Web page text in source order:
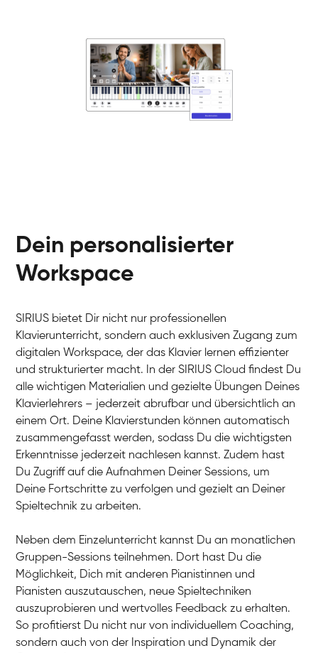
Klavier / Piano / Flügel
Klavier / Piano / Flügel
Klavier / Piano / Flügel
Klavier / Piano / Flügel
Hannes
Klavier / Piano / Flügel
Klavier / Piano / Flügel
Dein personalisierter
Workspace
SIRIUS bietet Dir nicht nur professionellen
Klavierunterricht, sondern auch exklusiven Zugang zum
digitalen Workspace, der das Klavier lernen effizienter
und strukturierter macht. In der SIRIUS Cloud findest Du
alle wichtigen Materialien und gezielte Übungen Deines
Klavierlehrers – jederzeit abrufbar und übersichtlich an
einem Ort. Deine Klavierstunden können automatisch
zusammengefasst werden, sodass Du die wichtigsten
Erkenntnisse jederzeit nachlesen kannst. Zudem hast
Du Zugriff auf die Aufnahmen Deiner Sessions, um
Deine Fortschritte zu verfolgen und gezielt an Deiner
Spieltechnik zu arbeiten.
Neben dem Einzelunterricht kannst Du an monatlichen
Gruppen-Sessions teilnehmen. Dort hast Du die
Möglichkeit, Dich mit anderen Pianistinnen und
Pianisten auszutauschen, neue Spieltechniken
auszuprobieren und wertvolles Feedback zu erhalten.
So profitierst Du nicht nur von individuellem Coaching,
sondern auch von der Inspiration und Dynamik der